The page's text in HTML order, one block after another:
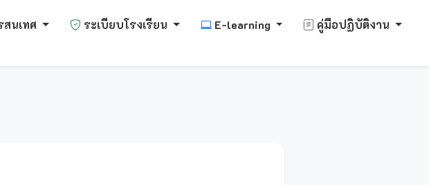
สนเทศ ระเบียบโรงเรียน E-learning คู่มือปฏิบัติงาน